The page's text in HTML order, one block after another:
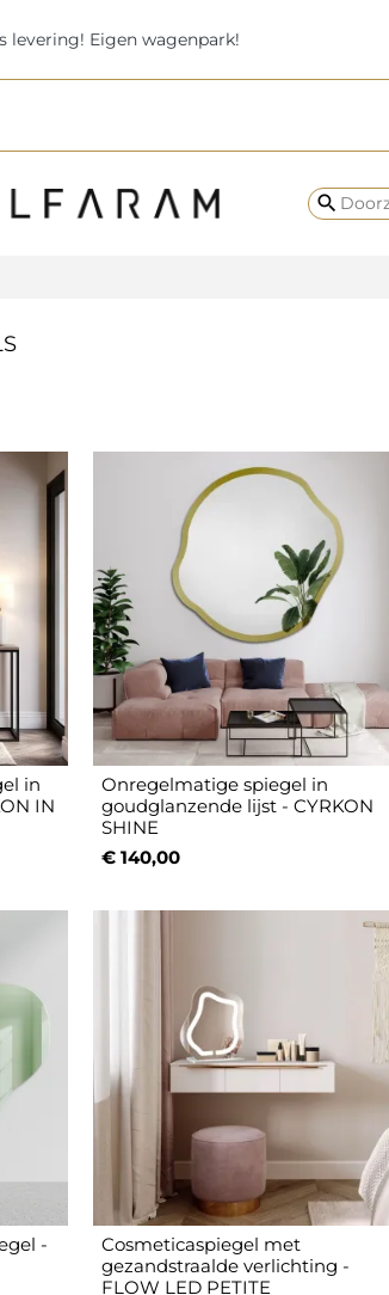
levering! Eigen wagenpark!
search
in
IN
Onregelmatige spiegel in
goudglanzende lijst - CYRKON
SHINE
€ 140,00
-
Cosmeticaspiegel met
gezandstraalde verlichting -
FLOW LED PETITE